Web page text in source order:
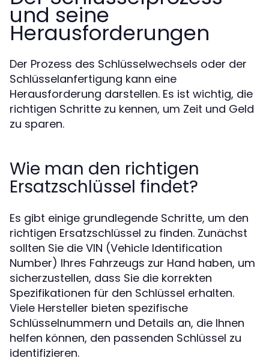
und seine
Herausforderungen
Der Prozess des Schlüsselwechsels oder der
Schlüsselanfertigung kann eine
Herausforderung darstellen. Es ist wichtig, die
richtigen Schritte zu kennen, um Zeit und Geld
zu sparen.
Wie man den richtigen
Ersatzschlüssel findet?
Es gibt einige grundlegende Schritte, um den
richtigen Ersatzschlüssel zu finden. Zunächst
sollten Sie die VIN (Vehicle Identification
Number) Ihres Fahrzeugs zur Hand haben, um
sicherzustellen, dass Sie die korrekten
Spezifikationen für den Schlüssel erhalten.
Viele Hersteller bieten spezifische
Schlüsselnummern und Details an, die Ihnen
helfen können, den passenden Schlüssel zu
identifizieren.